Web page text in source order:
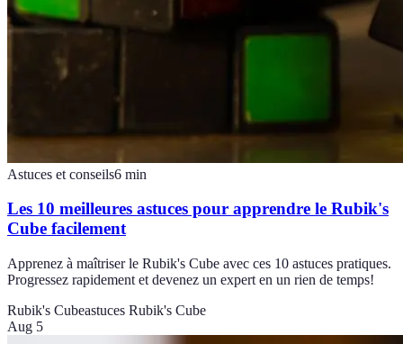
Astuces et conseils6 min
Les 10 meilleures astuces pour apprendre le Rubik's
Cube facilement
Apprenez à maîtriser le Rubik's Cube avec ces 10 astuces pratiques.
Progressez rapidement et devenez un expert en un rien de temps!
Rubik's Cubeastuces Rubik's Cube
Aug 5